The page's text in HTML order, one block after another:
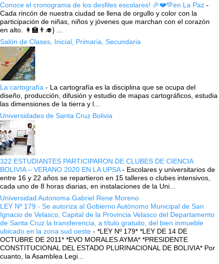
Conoce el cronograma de los desfiles escolares! 🎉❤️💚en La Paz -
Cada rincón de nuestra ciudad se llena de orgullo y color con la
participación de niñas, niños y jóvenes que marchan con el corazón
en alto. 👩‍🏫👨‍🎓} ...
Salón de Clases, Inicial, Primaria, Secundaria
La cartografía - La cartografía es la disciplina que se ocupa del
diseño, producción, difusión y estudio de mapas cartográficos, estudia
las dimensiones de la tierra y l...
Universidades de Santa Cruz Bolivia
322 ESTUDIANTES PARTICIPARON DE CLUBES DE CIENCIA
BOLIVIA – VERANO 2020 EN LA UPSA- Escolares y universitarios de
entre 16 y 22 años se repartieron en 15 talleres o clubes intensivos,
cada uno de 8 horas diarias, en instalaciones de la Uni...
Universidad Autonoma Gabriel Rene Moreno
LEY Nº 179 - Se autoriza al Gobierno Autónomo Municipal de San
Ignacio de Velasco, Capital de la Provincia Velasco del Departamento
de Santa Cruz la transferencia, a título gratuito, del bien inmueble
ubicado en la zona sud oeste - *LEY Nº 179* *LEY DE 14 DE
OCTUBRE DE 2011* *EVO MORALES AYMA* *PRESIDENTE
CONSTITUCIONAL DEL ESTADO PLURINACIONAL DE BOLIVIA* Por
cuanto, la Asamblea Legi...